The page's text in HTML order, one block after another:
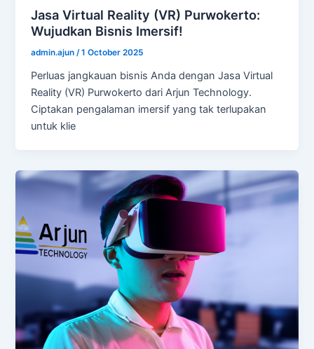
Jasa Virtual Reality (VR) Purwokerto:
Wujudkan Bisnis Imersif!
admin.ajun/1 October 2025
Perluas jangkauan bisnis Anda dengan Jasa Virtual
Reality (VR) Purwokerto dari Arjun Technology.
Ciptakan pengalaman imersif yang tak terlupakan
untuk klie